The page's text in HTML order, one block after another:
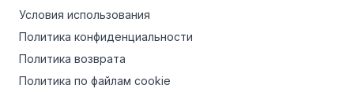
Условия использования
Политика конфиденциальности
Политика возврата
Политика по файлам cookie